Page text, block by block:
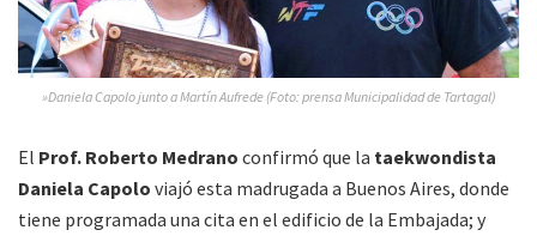
»Daniela Capolo junto a Martín Aufrede (Foto: prensa Municipalidad de Tartagal)
El Prof. Roberto Medrano confirmó que la taekwondista
Daniela Capolo viajó esta madrugada a Buenos Aires, donde
tiene programada una cita en el edificio de la Embajada; y